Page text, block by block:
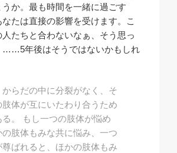
うか。最も時間を一緒に過ごす
なたは直接の影響を受けます。こ
たちと合わないなぁ、そう思っ
……5年後はそうではないかもしれ
からだの中に分裂がなく、そ
肢体が互にいたわり合うため
る。 もし一つの肢体が悩め
の肢体もみな共に悩み、一つ
ばれると、ほかの肢体もみ